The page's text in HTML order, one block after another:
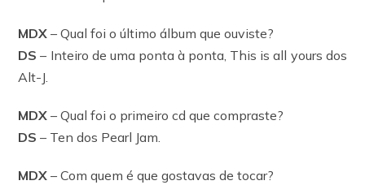
MDX – Qual foi o último álbum que ouviste?
DS – Inteiro de uma ponta à ponta, This is all yours dos
Alt-J.
MDX – Qual foi o primeiro cd que compraste?
DS – Ten dos Pearl Jam.
MDX – Com quem é que gostavas de tocar?